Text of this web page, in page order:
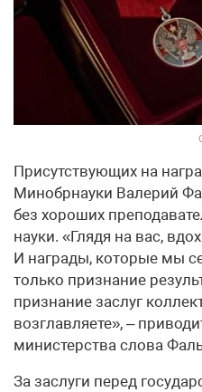
Присутствующих на
Минобрнауки Валерий
без хороших
науки. «Глядя на вас,
И награды, которые мы
только признание
признание заслуг
возглавляете», –
министерства слова
За заслуги перед